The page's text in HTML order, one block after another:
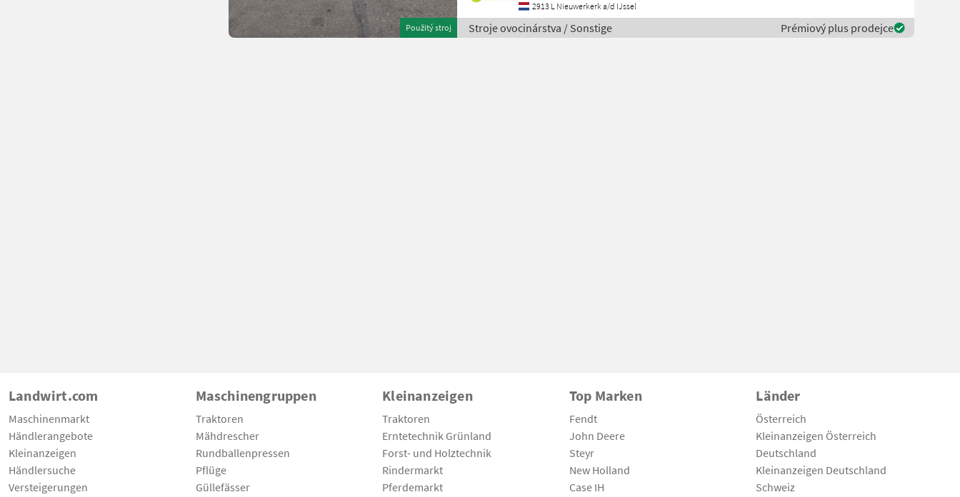
Použitý stroj
2913 L Nieuwerkerk a/d IJssel
Stroje ovocinárstva / Sonstige Prémiový plus prodejce
Landwirt.com
Maschinenmarkt
Händlerangebote
Kleinanzeigen
Händlersuche
Versteigerungen
Maschinengruppen
Traktoren
Mähdrescher
Rundballenpressen
Pflüge
Güllefässer
Kleinanzeigen
Traktoren
Erntetechnik Grünland
Forst- und Holztechnik
Rindermarkt
Pferdemarkt
Top Marken
Fendt
John Deere
Steyr
New Holland
Case IH
Länder
Österreich
Kleinanzeigen Österreich
Deutschland
Kleinanzeigen Deutschland
Schweiz